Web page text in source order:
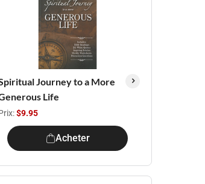
Journey to a More
Life
$9.95
Acheter